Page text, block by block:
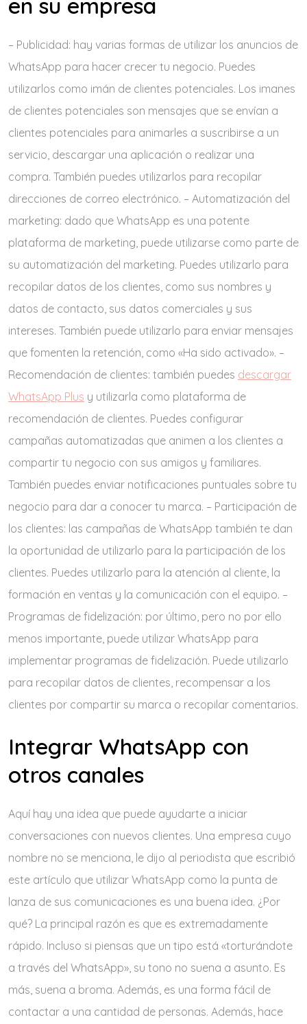
– Publicidad: hay varias formas de utilizar los anuncios de
WhatsApp para hacer crecer tu negocio. Puedes
utilizarlos como imán de clientes potenciales. Los imanes
de clientes potenciales son mensajes que se envían a
clientes potenciales para animarles a suscribirse a un
servicio, descargar una aplicación o realizar una
compra. También puedes utilizarlos para recopilar
direcciones de correo electrónico. – Automatización del
marketing: dado que WhatsApp es una potente
plataforma de marketing, puede utilizarse como parte de
su automatización del marketing. Puedes utilizarlo para
recopilar datos de los clientes, como sus nombres y
datos de contacto, sus datos comerciales y sus
intereses. También puede utilizarlo para enviar mensajes
que fomenten la retención, como «Ha sido activado». –
Recomendación de clientes: también puedes descargar
WhatsApp Plus y utilizarla como plataforma de
recomendación de clientes. Puedes configurar
campañas automatizadas que animen a los clientes a
compartir tu negocio con sus amigos y familiares.
También puedes enviar notificaciones puntuales sobre tu
negocio para dar a conocer tu marca. – Participación de
los clientes: las campañas de WhatsApp también te dan
la oportunidad de utilizarlo para la participación de los
clientes. Puedes utilizarlo para la atención al cliente, la
formación en ventas y la comunicación con el equipo. –
Programas de fidelización: por último, pero no por ello
menos importante, puede utilizar WhatsApp para
implementar programas de fidelización. Puede utilizarlo
para recopilar datos de clientes, recompensar a los
clientes por compartir su marca o recopilar comentarios.
Integrar WhatsApp con
otros canales
Aquí hay una idea que puede ayudarte a iniciar
conversaciones con nuevos clientes. Una empresa cuyo
nombre no se menciona, le dijo al periodista que escribió
este artículo que utilizar WhatsApp como la punta de
lanza de sus comunicaciones es una buena idea. ¿Por
qué? La principal razón es que es extremadamente
rápido. Incluso si piensas que un tipo está «torturándote
a través del WhatsApp», su tono no suena a asunto. Es
más, suena a broma. Además, es una forma fácil de
contactar a una cantidad de personas. Además, hace